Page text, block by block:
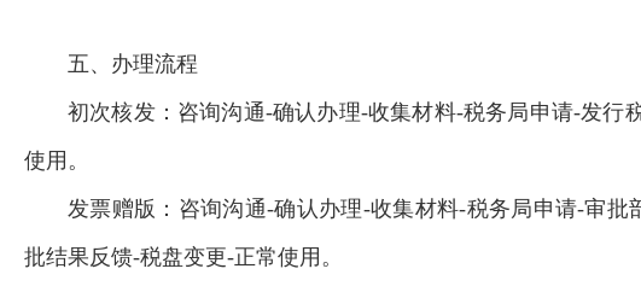
五、办理流程
初次核发：咨询沟通-确认办理-收集材料-税务局申请-发行
使用。
发票赠版：咨询沟通-确认办理-收集材料-税务局申请-审
批结果反馈-税盘变更-正常使用。